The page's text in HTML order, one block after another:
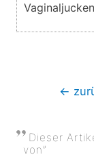
Vaginaljucken
←
Dieser
von”